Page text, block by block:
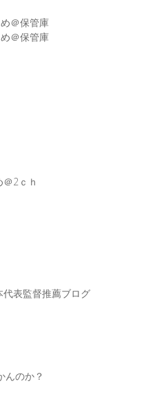
＠保管庫
＠保管庫
2ｃｈ
表監督推薦ブログ
んのか？